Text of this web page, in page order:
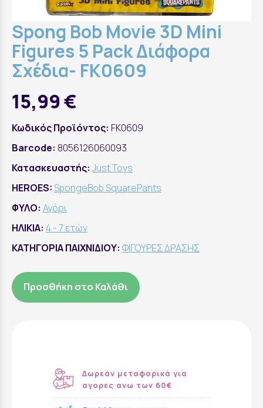
Spong Bob Movie 3D Mini
Figures 5 Pack Διάφορα
Σχέδια- FK0609
15,99 €
Κωδικός Προϊόντος: FK0609
Barcode: 8056126060093
Κατασκευαστής: Just Toys
HEROES:SpongeBob SquarePants
ΦΥΛΟ: Αγόρι
ΗΛΙΚΙΑ: 4 - 7 ετών
ΚΑΤΗΓΟΡΙΑ ΠΑΙΧΝΙΔΙΟΥ: ΦΙΓΟΥΡΕΣ ΔΡΑΣΗΣ
Προσθήκη στο Καλάθι
Δωρεάν μεταφορικά για
αγορες ανω των 60€